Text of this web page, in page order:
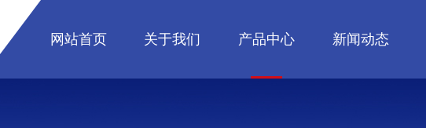
网站首页 关于我们 产品中心 新闻动态